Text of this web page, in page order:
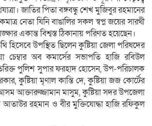
জাতির পিতা বঙ্গবন্ধু শেখ মুজিবুর রহমানের
নেতা যিনি বাঙালির সকল স্বপ্ন জয়ের সারথী
একান্ত বিশ্বস্ত ঠিকানায় পরিণত হয়েছেন।
হিসেবে উপস্থিত ছিলেন কুষ্টিয়া জেলা পরিষদের
চেম্বার অব কমার্সের সভাপতি হাজি রবিউল
পুলিশ সুপার ফরহাদ হোসেন, উপ-পরিচালক
কুষ্টিয়া মৃণাল কান্তি দে, কুষ্টিয়া জজ কোর্টের
আক্তারুজ্জামান মাসুম, কুষ্টিয়া সদর উপজেলা
আতাউর রহমান ও বীর মুক্তিযোদ্ধা হাজি রফিকুল